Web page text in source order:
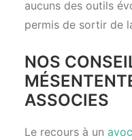
aucuns des outils
permis de sortir de
NOS
ASSOCIES
Le recours à un